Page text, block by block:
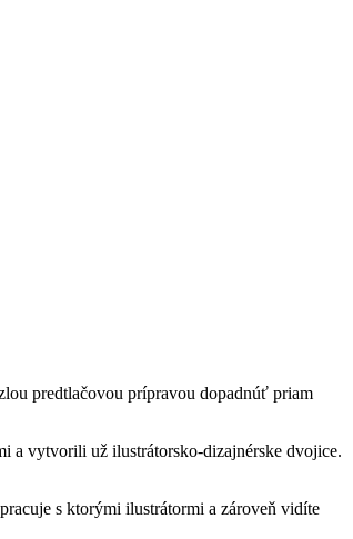
predtlačovou prípravou dopadnúť priam
a vytvorili už ilustrátorsko-dizajnérske dvojice.
s ktorými ilustrátormi a zároveň vidíte